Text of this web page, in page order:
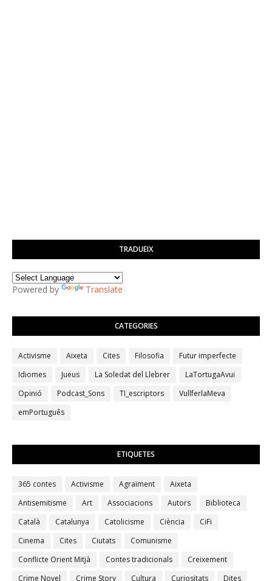
TRADUEIX
Powered by Translate
CATEGORIES
Activisme Aixeta Cites Filosofia
Futur imperfecte
Idiomes
Jueus La Soledat del Llebrer
LaTortugaAvui
Opinió
Podcast_Sons TI_escriptors
VullferlaMeva
emPortuguês
ETIQUETES
365 contes Activisme Agraïment
Aixeta
Antisemitisme
Art Associacions Autors
Biblioteca
Català
Catalunya Catolicisme Ciència
CiFi
Cinema
Cites Ciutats
Comunisme
Conflicte Orient Mitjà
Contes tradicionals
Creixement
Crime Novel
Crime Story Cultura Curiositats Dites